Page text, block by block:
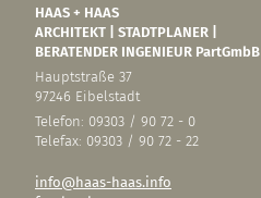
HAAS + HAAS
ARCHITEKT | STADTPLANER |
BERATENDER INGENIEUR PartGmbB
Hauptstraße 37
97246 Eibelstadt
Telefon: 09303 / 90 72 - 0
Telefax: 09303 / 90 72 - 22
info@haas-haas.info